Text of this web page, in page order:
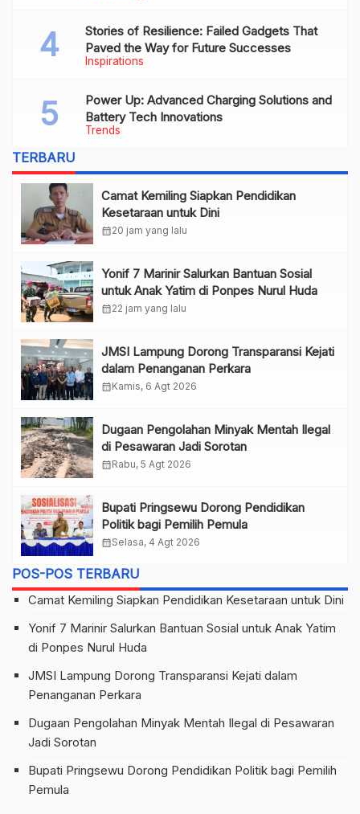
Inspirations
Stories of Resilience: Failed Gadgets That
Paved the Way for Future Successes
Trends
Power Up: Advanced Charging Solutions and
Battery Tech Innovations
TERBARU
Camat Kemiling Siapkan Pendidikan
Kesetaraan untuk Dini
calendar_month20 jam yang lalu
Yonif 7 Marinir Salurkan Bantuan Sosial
untuk Anak Yatim di Ponpes Nurul Huda
calendar_month22 jam yang lalu
JMSI Lampung Dorong Transparansi Kejati
dalam Penanganan Perkara
calendar_monthKamis, 6 Agt 2026
Dugaan Pengolahan Minyak Mentah Ilegal
di Pesawaran Jadi Sorotan
calendar_monthRabu, 5 Agt 2026
Bupati Pringsewu Dorong Pendidikan
Politik bagi Pemilih Pemula
calendar_monthSelasa, 4 Agt 2026
POS-POS TERBARU
Camat Kemiling Siapkan Pendidikan Kesetaraan untuk Dini
Yonif 7 Marinir Salurkan Bantuan Sosial untuk Anak Yatim
di Ponpes Nurul Huda
JMSI Lampung Dorong Transparansi Kejati dalam
Penanganan Perkara
Dugaan Pengolahan Minyak Mentah Ilegal di Pesawaran
Jadi Sorotan
Bupati Pringsewu Dorong Pendidikan Politik bagi Pemilih
Pemula